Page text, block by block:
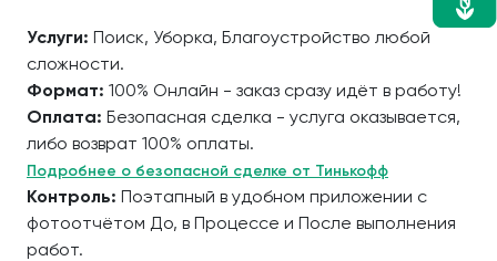
Услуги: Поиск, Уборка, Благоустройство любой
сложности.
Формат: 100% Онлайн - заказ сразу идёт в работу!
Оплата: Безопасная сделка - услуга оказывается,
либо возврат 100% оплаты.
Подробнее о безопасной сделке от Тинькофф
Контроль: Поэтапный в удобном приложении с
фотоотчётом До, в Процессе и После выполнения
работ.